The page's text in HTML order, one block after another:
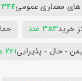
های معماری عمومی344 عدد
خرید353 عدد
- حال - پذیرایی261 عدد